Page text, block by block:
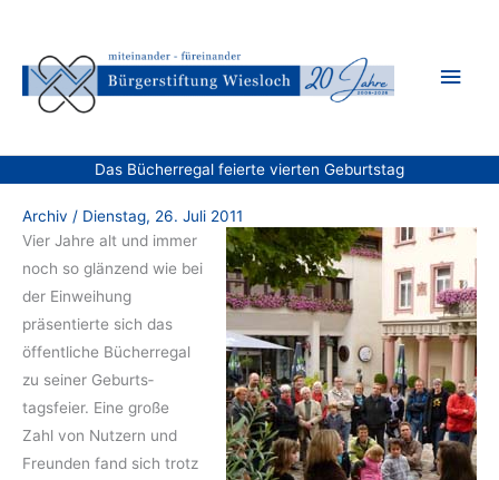
springen
Das Bücherregal feierte vierten Geburtstag
Archiv / Dienstag, 26. Juli 2011
Vier Jahre alt und immer
noch so glänzend wie bei
der Einweihung
präsentierte sich das
öffentliche Bücherregal
zu seiner Geburts­
tagsfeier. Eine große
Zahl von Nutzern und
Freunden fand sich trotz